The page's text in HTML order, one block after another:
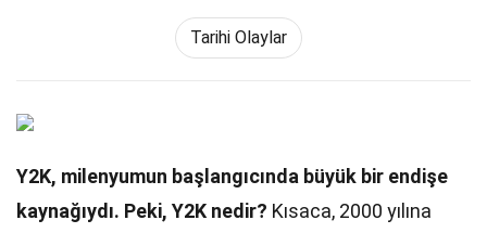
Tarihi Olaylar
Y2K, milenyumun başlangıcında büyük bir endişe
kaynağıydı. Peki, Y2K nedir? Kısaca, 2000 yılına